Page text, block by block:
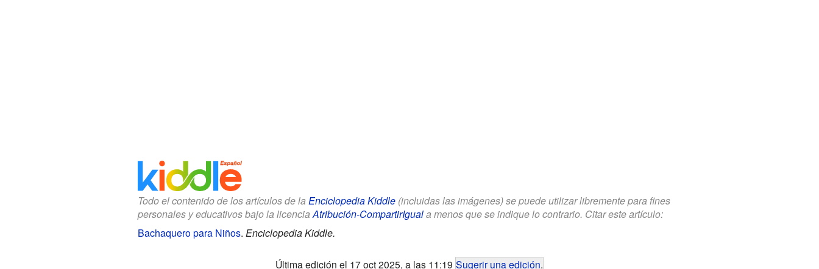
Todo el contenido de los artículos de la Enciclopedia Kiddle(incluidas las imágenes) se puede utilizar libremente para fines
personales y educativos bajo la licenciaAtribución-CompartirIguala menos que se indique lo contrario. Citar este artículo:
Bachaquero para Niños. Enciclopedia Kiddle.
Última edición el 17 oct 2025, a las 11:19 Sugerir una edición.